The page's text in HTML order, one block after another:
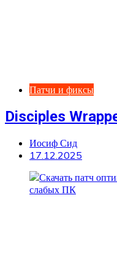
Патчи и фиксы
Disciples
Иосиф Сид
17.12.2025